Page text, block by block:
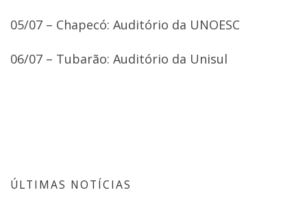
05/07 – Chapecó: Auditório da UNOESC
06/07 – Tubarão: Auditório da Unisul
ÚLTIMAS NOTÍCIAS